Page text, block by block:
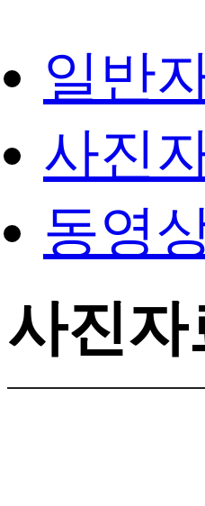
일반
사진
동영
사진자